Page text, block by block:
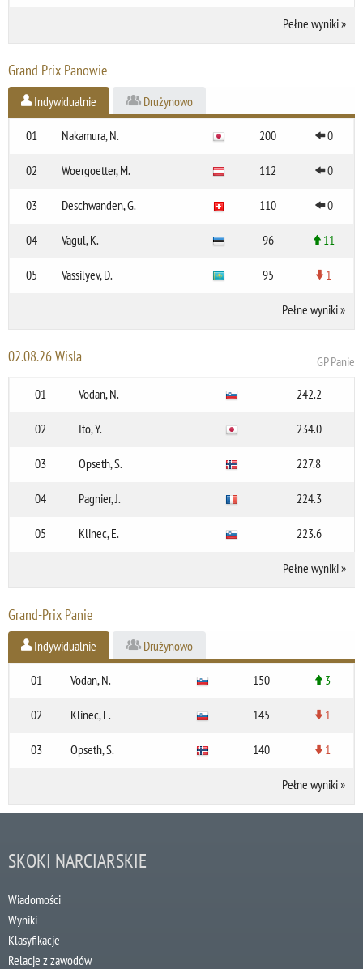
Pełne wyniki»
Grand Prix Panowie
Indywidualnie Drużynowo
01 Nakamura, N. 200 0
02 Woergoetter, M. 112 0
03 Deschwanden, G. 110 0
04 Vagul, K. 96 11
05 Vassilyev, D. 95 1
Pełne wyniki»
02.08.26 Wisla
GP Panie
01
Vodan, N. 242.2
02 Ito, Y. 234.0
03 Opseth, S. 227.8
04 Pagnier, J. 224.3
05 Klinec, E. 223.6
Pełne wyniki»
Grand-Prix Panie
Indywidualnie Drużynowo
01 Vodan, N. 150 3
02 Klinec, E. 145 1
03 Opseth, S. 140 1
Pełne wyniki»
SKOKI NARCIARSKIE
Wiadomości
Wyniki
Klasyfikacje
Relacje z zawodów